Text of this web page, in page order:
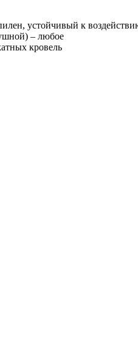
устойчивый к
– любое
кровель